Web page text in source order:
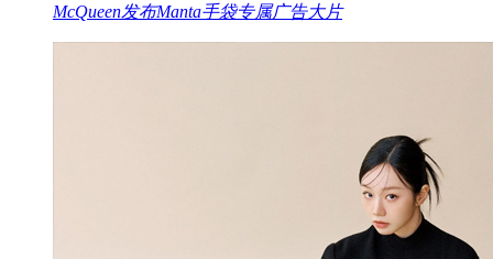
McQueen发布Manta手袋专属广告大片